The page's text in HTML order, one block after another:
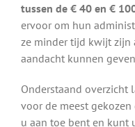
tussen de € 40 en €
ervoor om hun
ze minder tijd kwijt zijn
aandacht kunnen
Onderstaand
voor de meest
u aan toe bent en kunt